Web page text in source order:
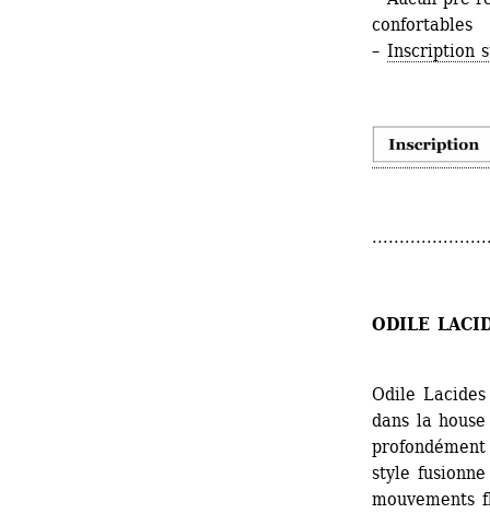
confortables
– Inscription
ODILE
Odile
dans la
style
mouvements